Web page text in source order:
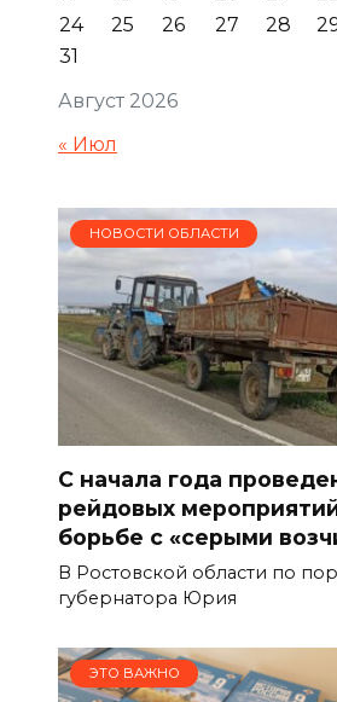
Август 2026
24
25 26 27 28
31
« Июл
НОВОСТИ ОБЛАСТИ
С начала года
рейдовых
борьбе с «серыми
В Ростовской области по
губернатора Юрия
ЭТО ВАЖНО